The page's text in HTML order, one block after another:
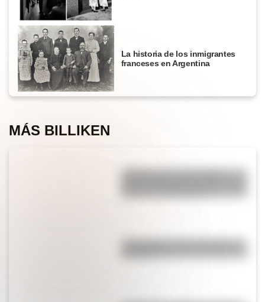
La historia de los inmigrantes
franceses en Argentina
MÁS BILLIKEN
¿Sabías que la mosca más
¿Por qué se le dice "bondi" al
colectivo?